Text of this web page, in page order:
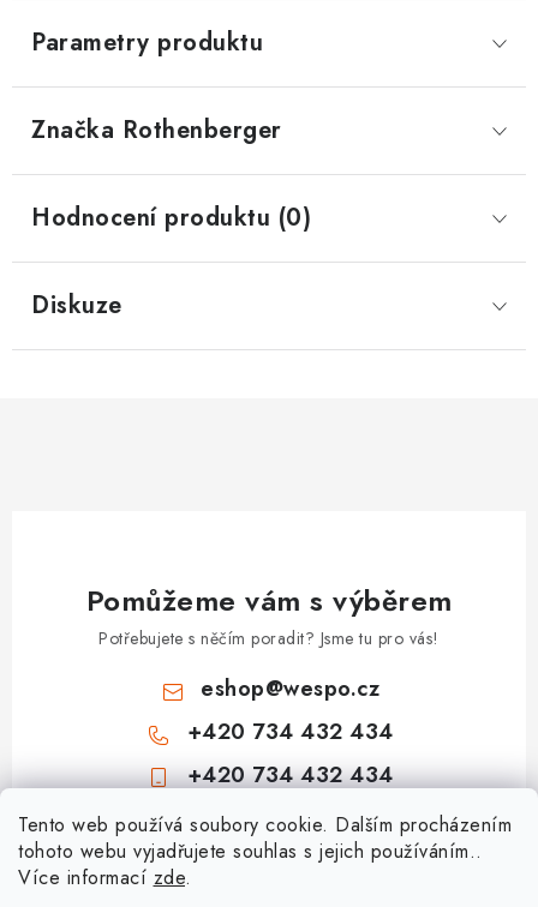
Tento web používá soubory cookie. Dalším procházením
tohoto webu vyjadřujete souhlas s jejich používáním..
Více informací zde.
Parametry produktu
Značka Rothenberger
Hodnocení produktu (0)
Diskuze
Pomůžeme vám s výběrem
Potřebujete s něčím poradit? Jsme tu pro vás!
eshop@wespo.cz
+420 734 432 434
+420 734 432 434
Informace pro vás